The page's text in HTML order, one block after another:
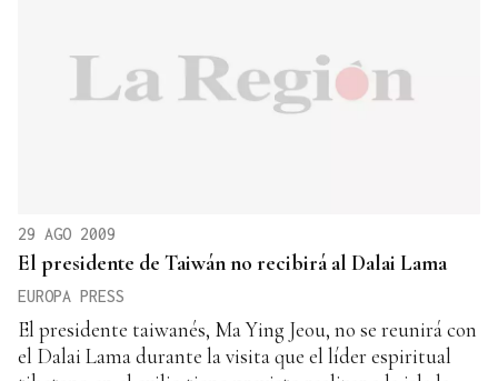
29 AGO 2009
El presidente de Taiwán no recibirá al Dalai Lama
EUROPA PRESS
El presidente taiwanés, Ma Ying Jeou, no se reunirá con
el Dalai Lama durante la visita que el líder espiritual